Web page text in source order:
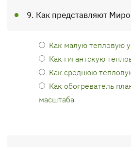
9. Как представляют
Как малую тепловую
Как гигантскую
Как среднюю
Как обогреватель
масштаба